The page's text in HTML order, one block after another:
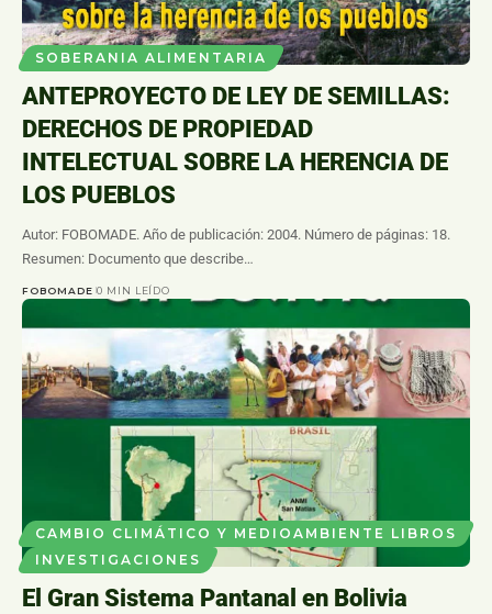
SOBERANIA ALIMENTARIA
ANTEPROYECTO DE LEY DE SEMILLAS:
DERECHOS DE PROPIEDAD
INTELECTUAL SOBRE LA HERENCIA DE
LOS PUEBLOS
Autor: FOBOMADE. Año de publicación: 2004. Número de páginas: 18.
Resumen: Documento que describe…
FOBOMADE 0 MIN LEÍDO
CAMBIO CLIMÁTICO Y MEDIOAMBIENTE LIBROS
INVESTIGACIONES
El Gran Sistema Pantanal en Bolivia